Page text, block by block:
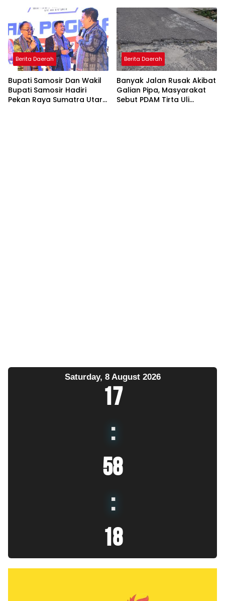
Berita Daerah
Bupati Samosir Dan Wakil
Bupati Samosir Hadiri
Pekan Raya Sumatra Utara
Berita Daerah
Banyak Jalan Rusak Akibat
Galian Pipa, Masyarakat
Sebut PDAM Tirta Uli
Saturday, 8 August 2026
17
:
58
:
19